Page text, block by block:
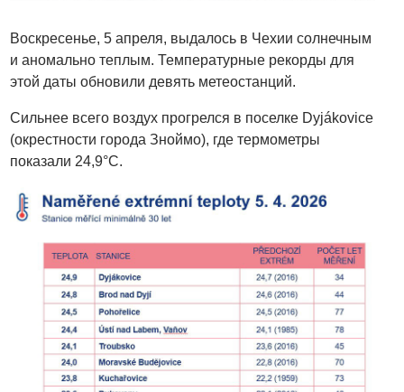
Воскресенье, 5 апреля, выдалось в Чехии солнечным
и аномально теплым. Температурные рекорды для
этой даты обновили девять метеостанций.
Сильнее всего воздух прогрелся в поселке Dyjákovice
(окрестности города Зноймо), где термометры
показали 24,9°C.